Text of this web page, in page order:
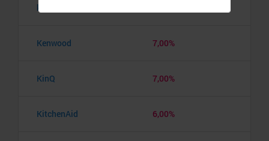
kabels.nl
Kenwood 7,00%
KinQ 7,00%
KitchenAid 6,00%